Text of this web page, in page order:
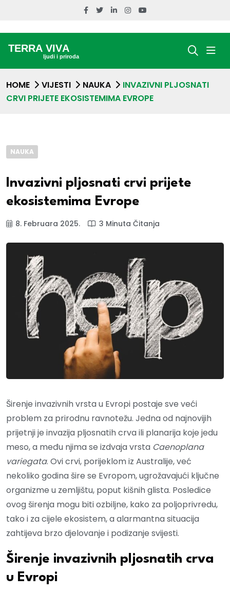
HOME VIJESTI NAUKA
INVAZIVNI PLJOSNATI
CRVI PRIJETE EKOSISTEMIMA EVROPE
NAUKA
Invazivni pljosnati crvi prijete
ekosistemima Evrope
8. Februara 2025. 3 Minuta Čitanja
Širenje invazivnih vrsta u Evropi postaje sve veći
problem za prirodnu ravnotežu. Jedna od najnovijih
prijetnji je invazija pljosnatih crva ili planarija koje jedu
meso, a među njima se izdvaja vrsta Caenoplana
variegata. Ovi crvi, porijeklom iz Australije, već
nekoliko godina šire se Evropom, ugrožavajući ključne
organizme u zemljištu, poput kišnih glista. Posledice
ovog širenja mogu biti ozbiljne, kako za poljoprivredu,
tako i za cijele ekosistem, a alarmantna situacija
zahtijeva brzo djelovanje i podizanje svijesti.
Širenje invazivnih pljosnatih crva
u Evropi